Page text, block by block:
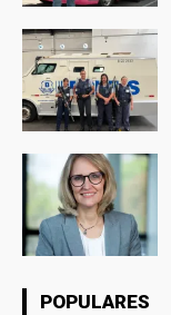
POPULARES